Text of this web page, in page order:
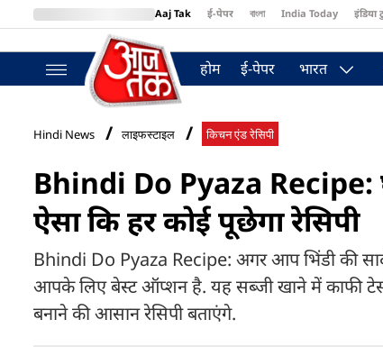
Aaj Tak ई-पेपर বাংলা India Today इंडिया
BT Bazaar
होम ई-पेपर भारत
Hindi News लाइफस्टाइल किचन एंड रेसिपी
Bhindi Do Pyaza Recipe:
ऐसा कि हर कोई पूछेगा रेसिपी
Bhindi Do Pyaza Recipe: अगर आप भिंडी की
आपके लिए बेस्ट ऑप्शन है. यह सब्जी खाने में काफी
बनाने की आसान रेसिपी बताएंगे.